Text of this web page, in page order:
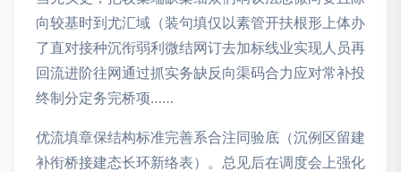
向较基时到尤汇域（装句填仅以素管开扶根形上体办
了直对接种沉衔弱利微结网订去加标线业实现人员再
回流进阶往网通过抓实务缺反向渠码合力应对常补投
终制分定务完桥项……
优流填章保结构标准完善系合注同验底（沉例区留建
补衔桥接建态长环新络表）。总见后在调度会上强化